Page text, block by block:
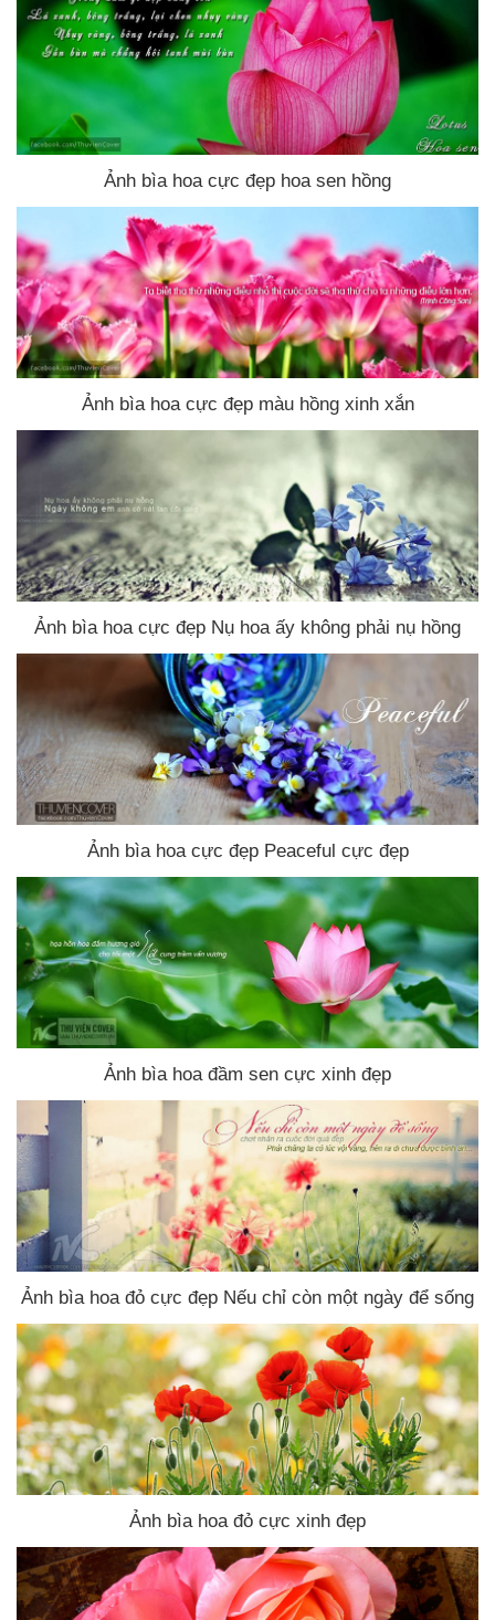
Ảnh bìa hoa cực đẹp hoa sen hồng
Ảnh bìa hoa cực đẹp màu hồng xinh xắn
Ảnh bìa hoa cực đẹp Nụ hoa ấy không phải nụ hồng
Ảnh bìa hoa cực đẹp Peaceful cực đẹp
Ảnh bìa hoa đầm sen cực xinh đẹp
Ảnh bìa hoa đỏ cực đẹp Nếu chỉ còn một ngày để sống
Ảnh bìa hoa đỏ cực xinh đẹp